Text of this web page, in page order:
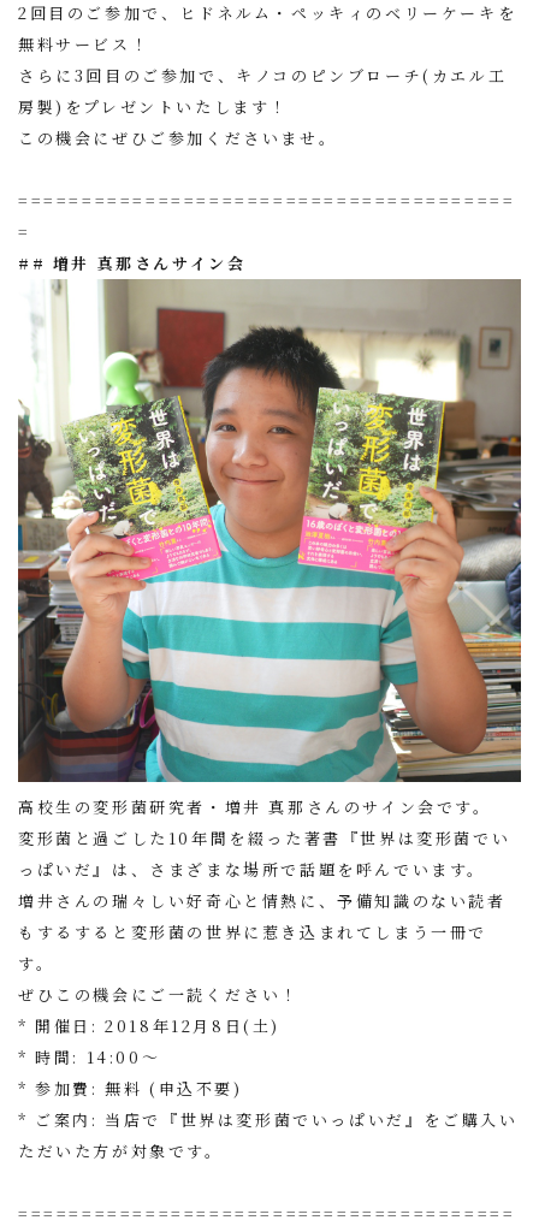
2回目のご参加で、
ヒドネルム・ペッキィのベリーケーキ を
無料サービス！
さらに3回目のご参加で、キノコのピンブローチ(カエル工
房製)をプレゼントいたします！
この機会にぜひご参加くださいませ。
=======================================
=
## 増井 真那さんサイン会
高校生の変形菌研究者・増井 真那さんのサイン会です。
変形菌と過ごした10年間を綴った著書『世界は変形菌でい
っぱいだ』は、さまざまな場所で話題を呼んでいます。
増井さんの瑞々しい好奇心と情熱に、予備知識のない読者
もするすると変形菌の世界に惹き込まれてしまう一冊で
す。
ぜひこの機会にご一読ください！
* 開催日: 2018年12月8日(土)
* 時間: 14:00〜
* 参加費: 無料 (申込不要)
* ご案内: 当店で『世界は変形菌でいっぱいだ』をご購入い
ただいた方が対象です。
=======================================